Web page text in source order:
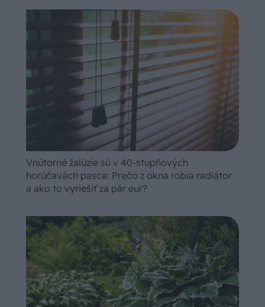
Vnútorné žalúzie sú v 40-stupňových
horúčavách pasca: Prečo z okna robia radiátor
a ako to vyriešiť za pár eur?